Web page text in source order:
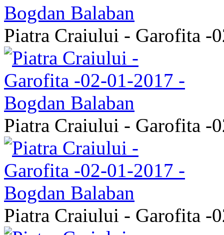
Piatra Craiului - Garofita -
Piatra Craiului - Garofita -
Piatra Craiului - Garofita -